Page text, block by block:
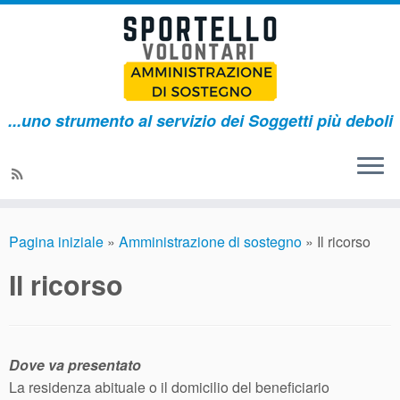
...uno strumento al servizio dei Soggetti più deboli
Pagina iniziale » Amministrazione di sostegno » Il ricorso
Il ricorso
Dove va presentato
La residenza abituale o il domicilio del beneficiario